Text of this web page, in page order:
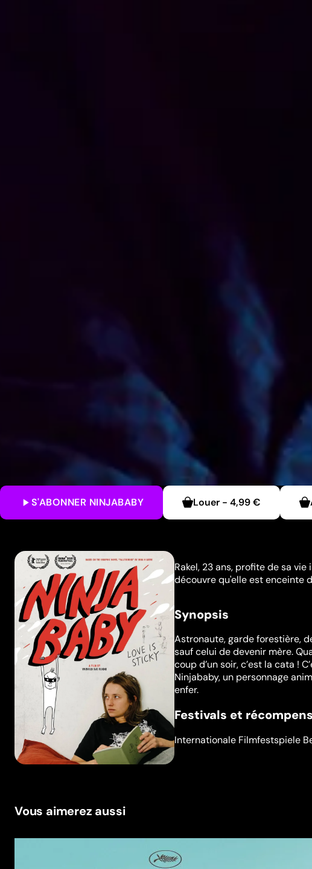
S'ABONNER NINJABABY Louer - 4,99 €
Rakel, 23 ans, profite de sa
découvre qu'elle est enceinte
Synopsis
Astronaute, garde forestière,
sauf celui de devenir mère.
coup d’un soir, c’est la cata !
Ninjababy, un personnage
enfer.
Festivals et
Internationale Filmfestspiele
Vous aimerez aussi